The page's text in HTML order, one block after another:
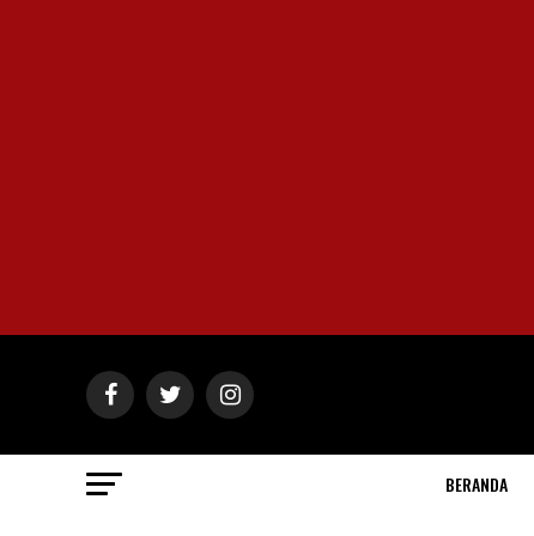
BERANDA